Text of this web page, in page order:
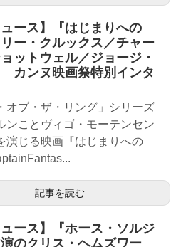
ュース】『はじまりへの
ー・クルックス／チャー
ットウェル／ジョージ・
カンヌ映画祭特別インタ
オブ・ザ・リング」シリーズ
ンことヴィゴ・モーテンセン
演じる映画『はじまりへの
記事を読む
ュース】『ホース・ソルジ
のクリス・ヘムズワー